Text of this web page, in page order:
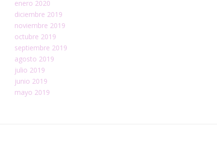
enero 2020
diciembre 2019
noviembre 2019
octubre 2019
septiembre 2019
agosto 2019
julio 2019
junio 2019
mayo 2019